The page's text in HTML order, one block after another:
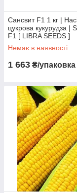
Сансвит F1 1 кг |
цукрова кукурудза |
F1 [ LIBRA SEEDS ]
Немає в наявності
1 663 ₴/упаковка